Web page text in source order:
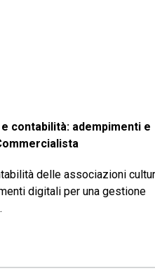
contabilità: adempimenti e
delle associazioni
digitali per una gestione